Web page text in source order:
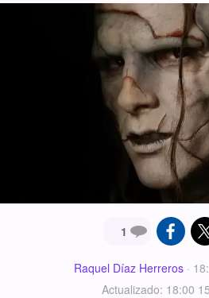
1
Raquel Díaz Herreros ·
Actualizado: 18:00